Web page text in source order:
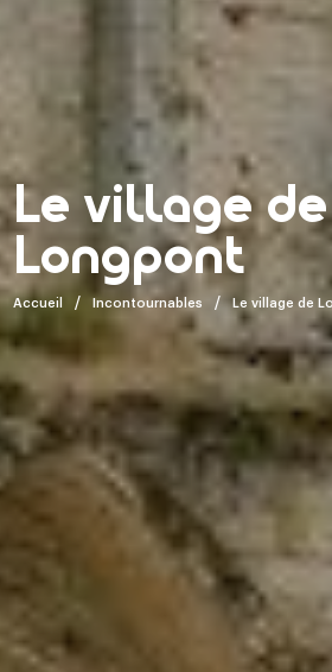
Le village de
Longpont
Accueil Incontournables Le village de